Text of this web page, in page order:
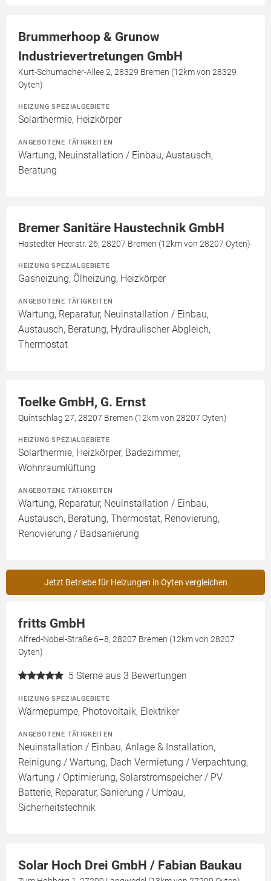
Brummerhoop & Grunow
Industrievertretungen GmbH
Kurt-Schumacher-Allee 2, 28329 Bremen (12km von 28329
Oyten)
HEIZUNG SPEZIALGEBIETE
Solarthermie, Heizkörper
ANGEBOTENE TÄTIGKEITEN
Wartung, Neuinstallation / Einbau, Austausch,
Beratung
Bremer Sanitäre Haustechnik GmbH
Hastedter Heerstr. 26, 28207 Bremen (12km von 28207 Oyten)
HEIZUNG SPEZIALGEBIETE
Gasheizung, Ölheizung, Heizkörper
ANGEBOTENE TÄTIGKEITEN
Wartung, Reparatur, Neuinstallation / Einbau,
Austausch, Beratung, Hydraulischer Abgleich,
Thermostat
Toelke GmbH, G. Ernst
Quintschlag 27, 28207 Bremen (12km von 28207 Oyten)
HEIZUNG SPEZIALGEBIETE
Solarthermie, Heizkörper, Badezimmer,
Wohnraumlüftung
ANGEBOTENE TÄTIGKEITEN
Wartung, Reparatur, Neuinstallation / Einbau,
Austausch, Beratung, Thermostat, Renovierung,
Renovierung / Badsanierung
Jetzt Betriebe für Heizungen in Oyten vergleichen
fritts GmbH
Alfred-Nobel-Straße 6–8, 28207 Bremen (12km von 28207
Oyten)
5 Sterne aus 3 Bewertungen
HEIZUNG SPEZIALGEBIETE
Wärmepumpe, Photovoltaik, Elektriker
ANGEBOTENE TÄTIGKEITEN
Neuinstallation / Einbau, Anlage & Installation,
Reinigung / Wartung, Dach Vermietung / Verpachtung,
Wartung / Optimierung, Solarstromspeicher / PV
Batterie, Reparatur, Sanierung / Umbau,
Sicherheitstechnik
Solar Hoch Drei GmbH / Fabian Baukau